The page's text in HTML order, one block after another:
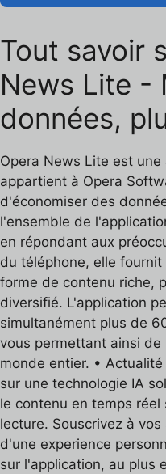
Tout savoir
News Lite -
données,
Opera News Lite est une
appartient à Opera
d'économiser des
l'ensemble de
en répondant aux
du téléphone, elle
forme de contenu riche,
diversifié. L'application
simultanément plus de
vous permettant ainsi
monde entier. •
sur une technologie IA
le contenu en temps
lecture. Souscrivez à
d'une experience
sur l'application, au plus